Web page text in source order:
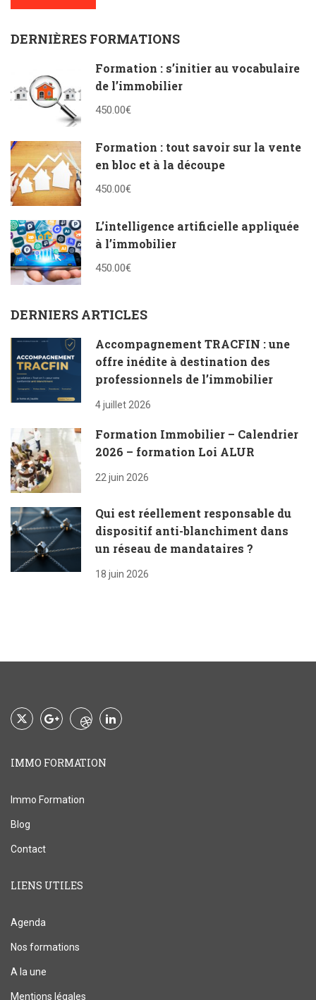
DERNIÈRES FORMATIONS
Formation : s’initier au vocabulaire
de l’immobilier
450.00€
Formation : tout savoir sur la vente
en bloc et à la découpe
450.00€
L’intelligence artificielle appliquée
à l’immobilier
450.00€
DERNIERS ARTICLES
Accompagnement TRACFIN : une
offre inédite à destination des
professionnels de l’immobilier
4 juillet 2026
Formation Immobilier – Calendrier
2026 – formation Loi ALUR
22 juin 2026
Qui est réellement responsable du
dispositif anti-blanchiment dans
un réseau de mandataires ?
18 juin 2026
IMMO FORMATION
Immo Formation
Blog
Contact
LIENS UTILES
Agenda
Nos formations
A la une
Mentions légales